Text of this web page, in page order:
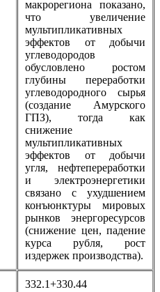
макрорегиона показано,
что увеличение
мультипликативных
эффектов от добычи
углеводородов
обусловлено ростом
глубины переработки
углеводородного сырья
(создание Амурского
ГПЗ), тогда как
снижение
мультипликативных
эффектов от добычи
угля, нефтепереработки
и электроэнергетики
связано с ухудшением
конъюнктуры мировых
рынков энергоресурсов
(снижение цен, падение
курса рубля, рост
издержек производства).
332.1+330.44